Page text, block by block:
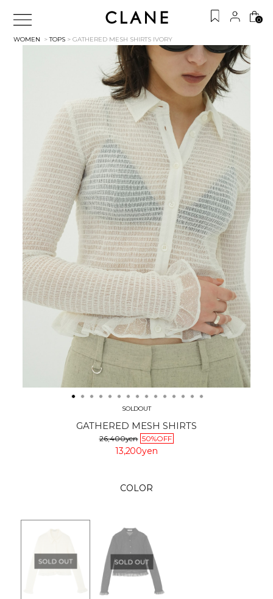
0
WOMEN >TOPS > GATHERED MESH SHIRTS IVORY
SOLDOUT
GATHERED MESH SHIRTS
26,400yen 50%OFF
13,200yen
COLOR